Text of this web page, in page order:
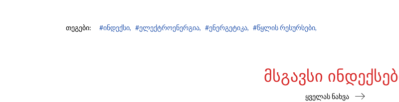
თეგები: #ინდექსი, #ელექტროენერგია, #ენერგეტიკა, #წყლის რესურსები,
ᲛᲡᲒᲐᲕᲡᲘ
ყველას ნახვა